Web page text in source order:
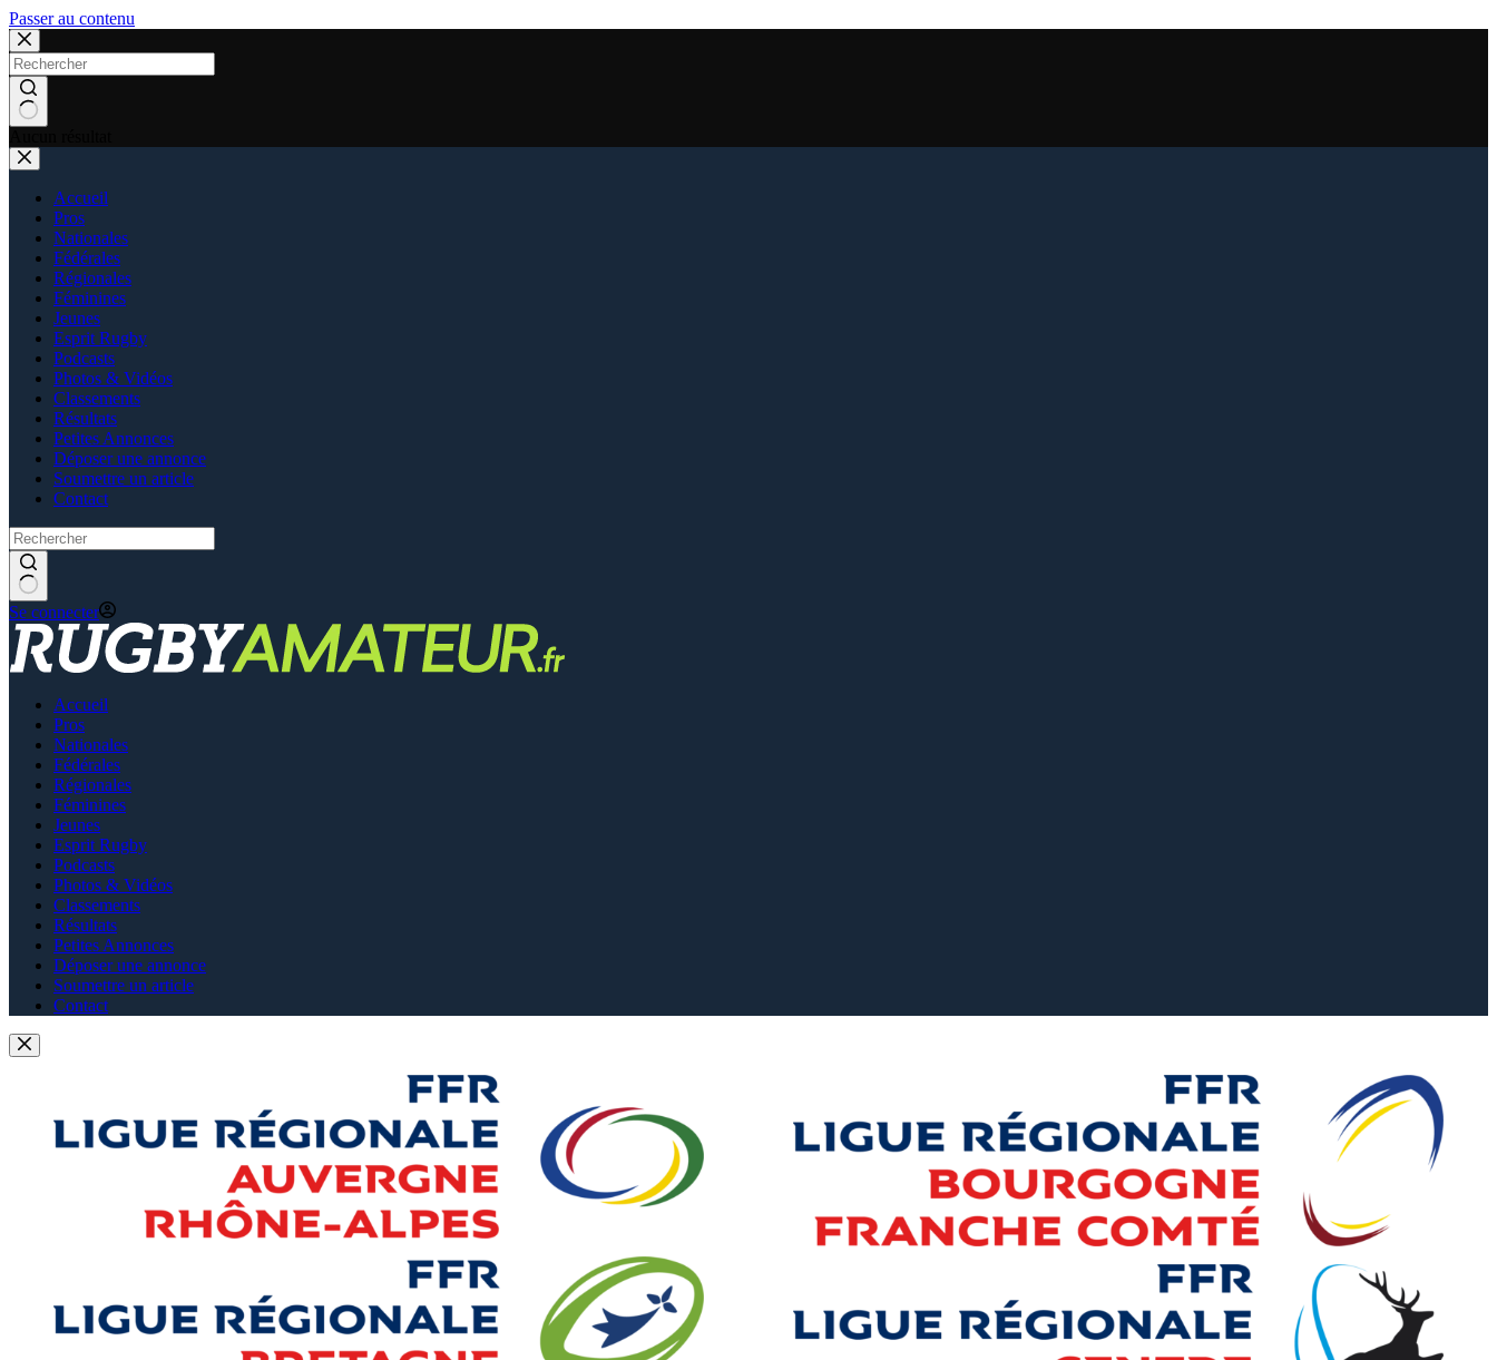
Passer au contenu
Accueil
Pros
Nationales
Fédérales
Régionales
Féminines
Jeunes
Esprit Rugby
Podcasts
Photos & Vidéos
Classements
Résultats
Petites Annonces
Déposer une annonce
Soumettre un article
Contact
Se connecter
Accueil
Pros
Nationales
Fédérales
Régionales
Féminines
Jeunes
Esprit Rugby
Podcasts
Photos & Vidéos
Classements
Résultats
Petites Annonces
Déposer une annonce
Soumettre un article
Contact